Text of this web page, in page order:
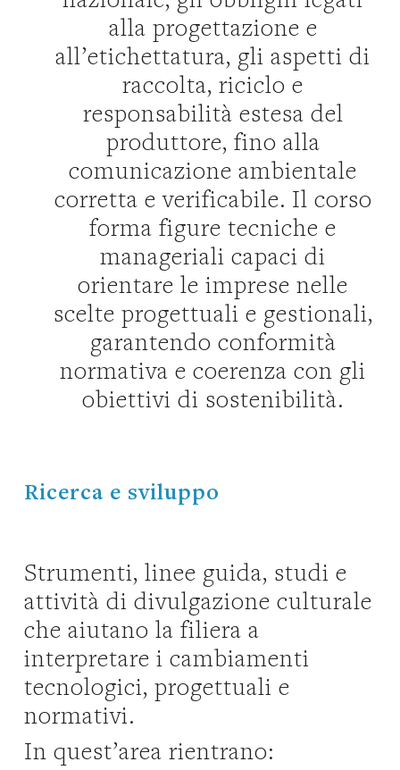
alla progettazione e
all’etichettatura, gli aspetti di
raccolta, riciclo e
responsabilità estesa del
produttore, fino alla
comunicazione ambientale
corretta e verificabile. Il corso
forma figure tecniche e
manageriali capaci di
orientare le imprese nelle
scelte progettuali e gestionali,
garantendo conformità
normativa e coerenza con gli
obiettivi di sostenibilità.
Ricerca e sviluppo
Strumenti, linee guida, studi e
attività di divulgazione culturale
che aiutano la filiera a
interpretare i cambiamenti
tecnologici, progettuali e
normativi.
In quest’area rientrano: